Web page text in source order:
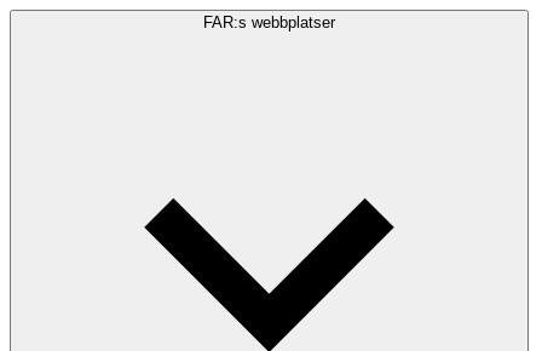
FAR:s webbplatser